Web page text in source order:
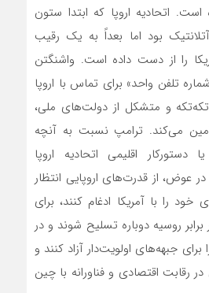
اتحادیه اروپا که ابتدا ستون
بود اما بعداً به یک رقیب
را از دست داده است. واشنگتن
تلفن واحد» برای تماس با اروپا
تکه‌تکه و متشکل از دولت‌های ملی،
تأمین می‌کند. ترامپ نسبت به آنچه
دستورکار اقلیمی اتحادیه اروپا
عوض، از قدرت‌های اروپایی انتظار
خود را با آمریکا ادغام کنند، برای
روسیه دوباره تسلیح شوند و در
برای جبهه‌های اولویت‌دار آزاد کنند و
رقابت اقتصادی و فناورانه با چین